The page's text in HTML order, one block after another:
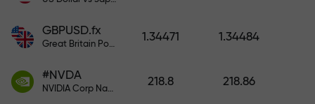
GBPUSD.fx
Great Britain Pound vs US Dollar
1.34471 1.34484
#NVDA
NVIDIA Corp Nasdaq Stock Exchange (Nasdaq) USD
218.8 218.86